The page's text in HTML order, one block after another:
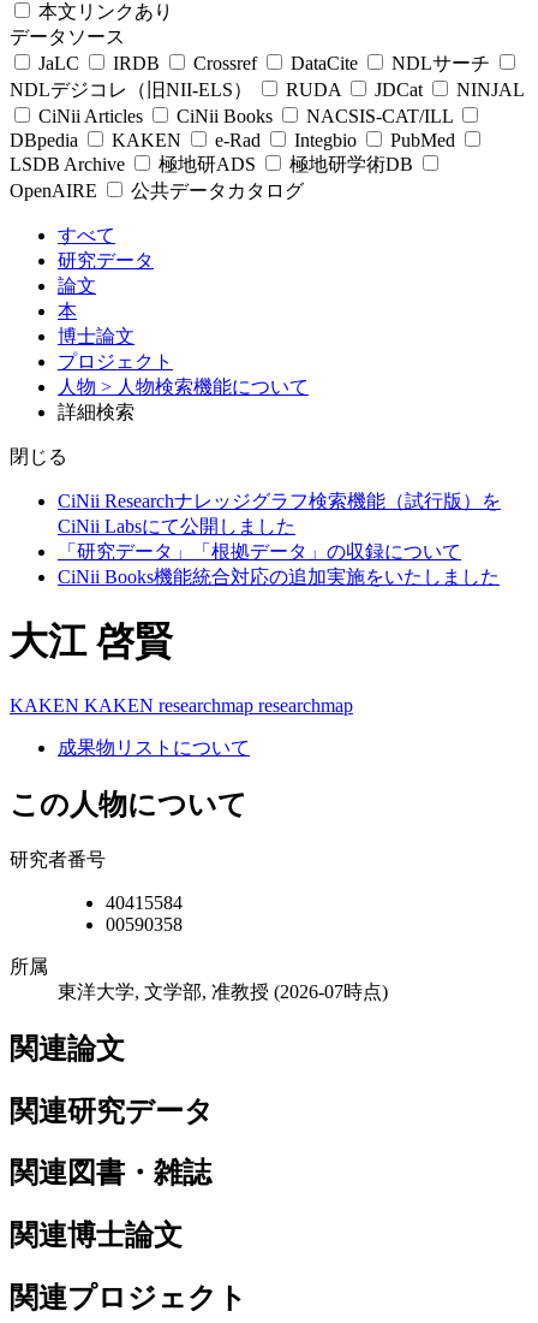
本文リンクあり
データソース
JaLC
IRDB Crossref DataCite
NDLサーチ
NDLデジコレ（旧NII-ELS）
RUDA JDCat
NINJAL
CiNii Articles
CiNii Books
NACSIS-CAT/ILL
DBpedia
KAKEN e-Rad Integbio
PubMed
LSDB Archive
極地研ADS
極地研学術DB
OpenAIRE
公共データカタログ
すべて
研究データ
論文
本
博士論文
プロジェクト
人物 > 人物検索機能について
詳細検索
閉じる
CiNii Researchナレッジグラフ検索機能（試行版）を
CiNii Labsにて公開しました
「研究データ」「根拠データ」の収録について
CiNii Books機能統合対応の追加実施をいたしました
大江 啓賢
KAKEN KAKEN researchmap researchmap
成果物リストについて
この人物について
研究者番号
40415584
00590358
所属
東洋大学, 文学部, 准教授 (2026-07時点)
関連論文
関連研究データ
関連図書・雑誌
関連博士論文
関連プロジェクト